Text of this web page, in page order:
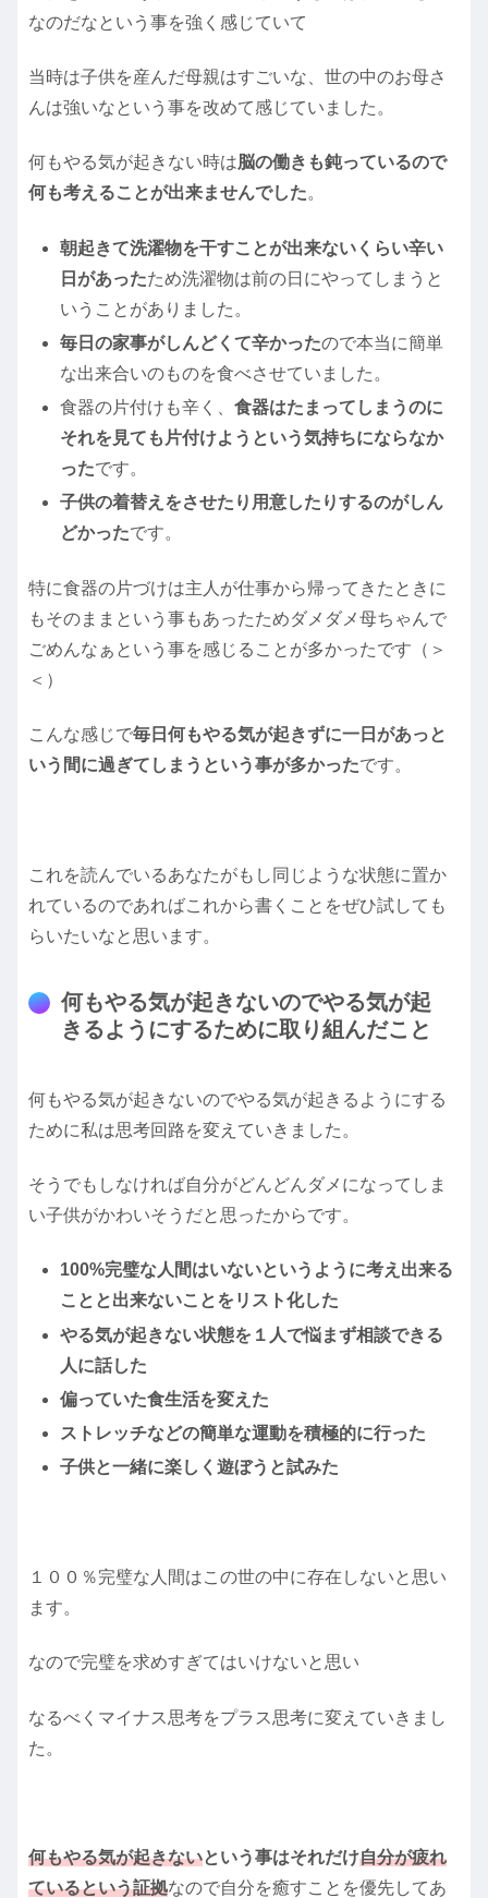
なのだなという事を強く感じていて
当時は子供を産んだ母親はすごいな、世の中のお母さ
んは強いなという事を改めて感じていました。
何もやる気が起きない時は脳の働きも鈍っているので
何も考えることが出来ませんでした。
朝起きて洗濯物を干すことが出来ないくらい辛い
日があったため洗濯物は前の日にやってしまうと
いうことがありました。
毎日の家事がしんどくて辛かったので本当に簡単
な出来合いのものを食べさせていました。
食器の片付けも辛く、食器はたまってしまうのに
それを見ても片付けようという気持ちにならなか
ったです。
子供の着替えをさせたり用意したりするのがしん
どかったです。
特に食器の片づけは主人が仕事から帰ってきたときに
もそのままという事もあったためダメダメ母ちゃんで
ごめんなぁという事を感じることが多かったです（＞
＜）
こんな感じで毎日何もやる気が起きずに一日があっと
いう間に過ぎてしまうという事が多かったです。
これを読んでいるあなたがもし同じような状態に置か
れているのであればこれから書くことをぜひ試しても
らいたいなと思います。
何もやる気が起きないのでやる気が起
きるようにするために取り組んだこと
何もやる気が起きないのでやる気が起きるようにする
ために私は思考回路を変えていきました。
そうでもしなければ自分がどんどんダメになってしま
い子供がかわいそうだと思ったからです。
100%完璧な人間はいないというように考え出来る
ことと出来ないことをリスト化した
やる気が起きない状態を１人で悩まず相談できる
人に話した
偏っていた食生活を変えた
ストレッチなどの簡単な運動を積極的に行った
子供と一緒に楽しく遊ぼうと試みた
１００％完璧な人間はこの世の中に存在しないと思い
ます。
なので完璧を求めすぎてはいけないと思い
なるべくマイナス思考をプラス思考に変えていきまし
た。
何もやる気が起きないという事はそれだけ自分が疲れ
ているという証拠なので自分を癒すことを優先してあ